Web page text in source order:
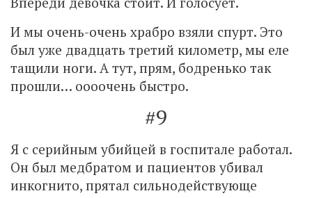
И мы очень-очень храбро взяли спурт. Это
был уже двадцать третий километр, мы еле
тащили ноги. А тут, прям, бодренько так
прошли… оооочень быстро.
#9
Я с серийным убийцей в госпитале работал.
Он был медбратом и пациентов убивал
инкогнито, прятал сильнодействующе